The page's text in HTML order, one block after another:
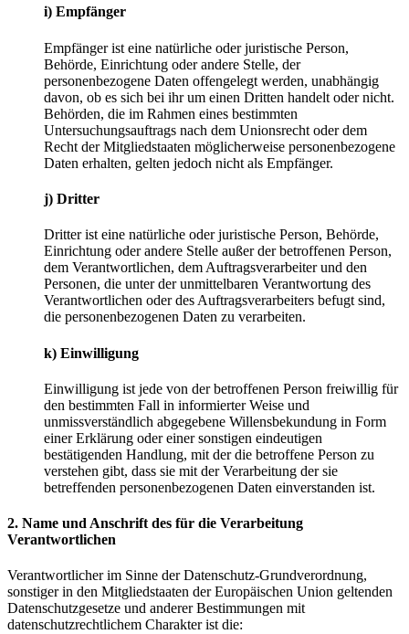
i) Empfänger
Empfänger ist eine natürliche oder juristische Person,
Behörde, Einrichtung oder andere Stelle, der
personenbezogene Daten offengelegt werden, unabhängig
davon, ob es sich bei ihr um einen Dritten handelt oder nicht.
Behörden, die im Rahmen eines bestimmten
Untersuchungsauftrags nach dem Unionsrecht oder dem
Recht der Mitgliedstaaten möglicherweise personenbezogene
Daten erhalten, gelten jedoch nicht als Empfänger.
j) Dritter
Dritter ist eine natürliche oder juristische Person, Behörde,
Einrichtung oder andere Stelle außer der betroffenen Person,
dem Verantwortlichen, dem Auftragsverarbeiter und den
Personen, die unter der unmittelbaren Verantwortung des
Verantwortlichen oder des Auftragsverarbeiters befugt sind,
die personenbezogenen Daten zu verarbeiten.
k) Einwilligung
Einwilligung ist jede von der betroffenen Person freiwillig für
den bestimmten Fall in informierter Weise und
unmissverständlich abgegebene Willensbekundung in Form
einer Erklärung oder einer sonstigen eindeutigen
bestätigenden Handlung, mit der die betroffene Person zu
verstehen gibt, dass sie mit der Verarbeitung der sie
betreffenden personenbezogenen Daten einverstanden ist.
2. Name und Anschrift des für die Verarbeitung
Verantwortlichen
Verantwortlicher im Sinne der Datenschutz-Grundverordnung,
sonstiger in den Mitgliedstaaten der Europäischen Union geltenden
Datenschutzgesetze und anderer Bestimmungen mit
datenschutzrechtlichem Charakter ist die: